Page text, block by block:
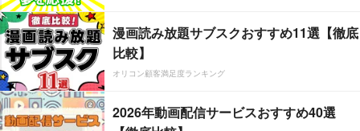
漫画読み放題サブスクおすすめ11選【徹底
比較】
オリコン顧客満足度ランキング
2026年動画配信サービスおすすめ40選